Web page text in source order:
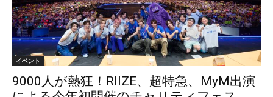
イベント
9000人が熱狂！RIIZE、超特急、MyM出演